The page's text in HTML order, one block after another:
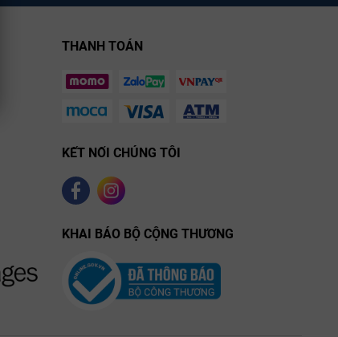
THANH TOÁN
KẾT NỐI CHÚNG TÔI
KHAI BÁO BỘ CỘNG THƯƠNG